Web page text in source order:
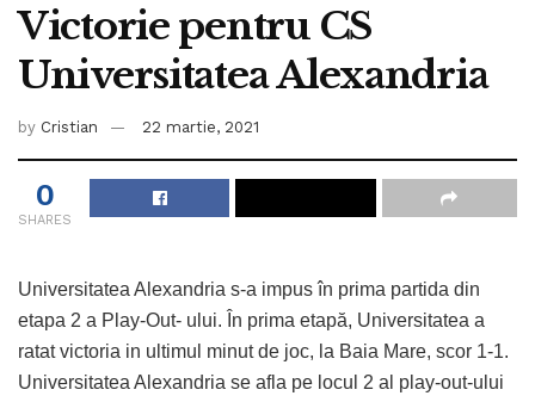
Victorie pentru CS
Universitatea Alexandria
by Cristian 22 martie, 2021
0
SHARES
Universitatea Alexandria s-a impus în prima partida din
etapa 2 a Play-Out- ului. În prima etapă, Universitatea a
ratat victoria in ultimul minut de joc, la Baia Mare, scor 1-1.
Universitatea Alexandria se afla pe locul 2 al play-out-ului